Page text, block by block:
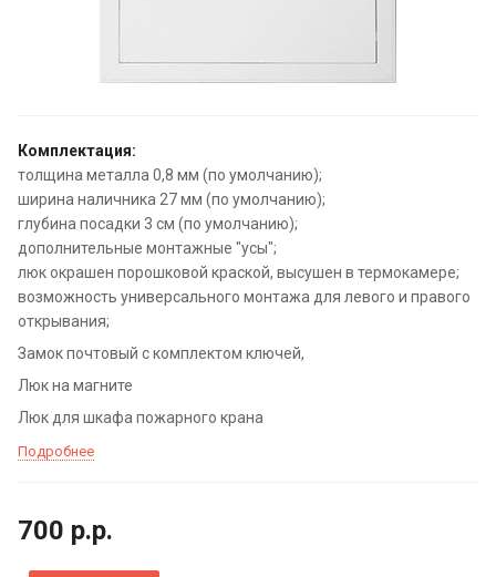
Комплектация:
толщина металла 0,8 мм (по умолчанию);
ширина наличника 27 мм (по умолчанию);
глубина посадки 3 см (по умолчанию);
дополнительные монтажные "усы";
люк окрашен порошковой краской, высушен в термокамере;
возможность универсального монтажа для левого и правого
открывания;
Замок почтовый с комплектом ключей,
Люк на магните
Люк для шкафа пожарного крана
Подробнее
700 р.р.